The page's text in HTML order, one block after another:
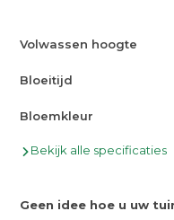
Volwassen hoogte
Bloeitijd
Bloemkleur
Bekijk alle specificaties
Geen idee hoe u uw